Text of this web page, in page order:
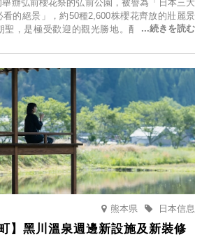
辦弘前櫻花祭的弘前公園，被譽為「日本三大
的絕景」，約50種2,600株櫻花齊放的壯麗景
聖，是極受歡迎的觀光勝地。配合最佳觀雪時
熊本県 日本信息
】黑川溫泉週邊新設施及新裝修